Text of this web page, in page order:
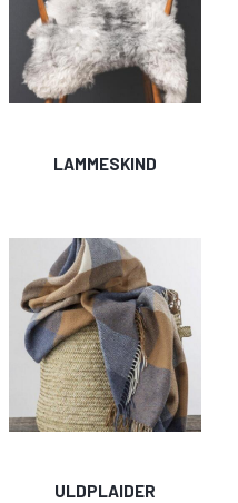
LAMMESKIND
ULDPLAIDER